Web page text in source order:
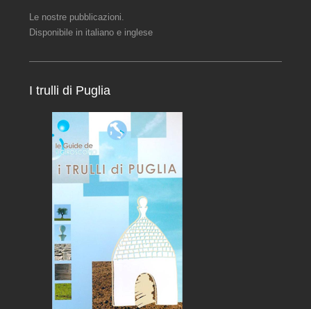
Le nostre pubblicazioni.
Disponibile in italiano e inglese
I trulli di Puglia